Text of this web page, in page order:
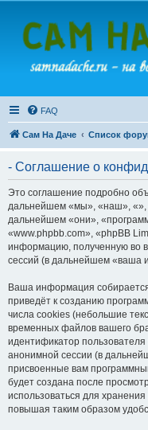
FAQ
Сам На Даче Список
- Соглашение о
Это соглашение подробно
дальнейшем «мы», «наш», «»,
дальнейшем «они»,
«www.phpbb.com», «phpBB
информацию, полученную во
сессий (в дальнейшем «ваша
Ваша информация
приведёт к созданию
числа cookies (небольшие
временных файлов вашего
идентификатор
анонимной сессии (в
присвоенные вам
будет создана после
использоваться для
повышая таким образом